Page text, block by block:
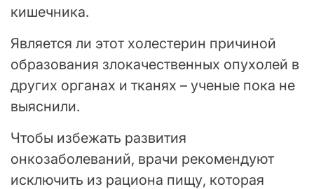
кишечника.
Является ли этот холестерин причиной
образования злокачественных опухолей в
других органах и тканях – ученые пока не
выяснили.
Чтобы избежать развития
онкозаболеваний, врачи рекомендуют
исключить из рациона пищу, которая